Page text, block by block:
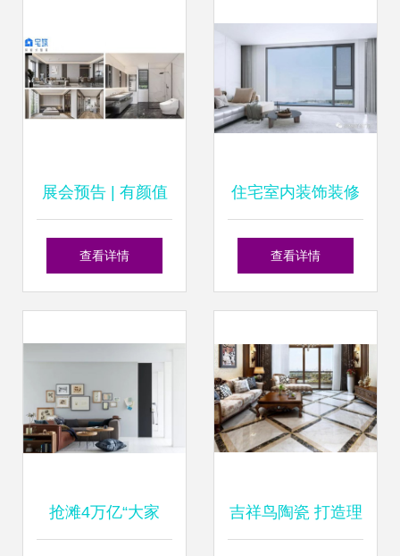
展会预告 | 有颜值
更有品质 玛格高端
住宅室内装饰装修
查看详情
住宅室内装饰装修
打造舒适与个性的
查看详情
抢滩4万亿“大家 吉祥鸟陶瓷 打造理